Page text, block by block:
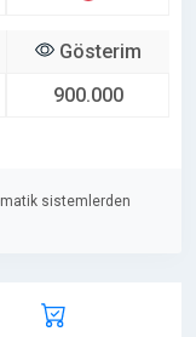
Gösterim
900.000
sistemlerden